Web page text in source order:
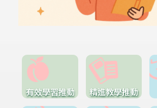
有效學習推動 精進教學推動